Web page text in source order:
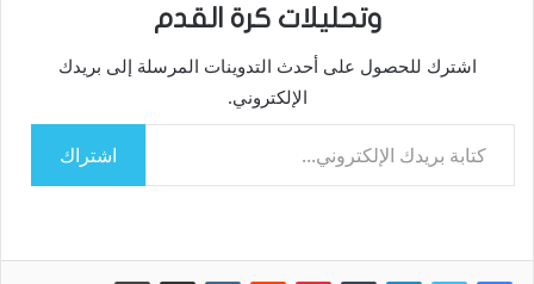
وتحليلات كرة القدم
اشترك للحصول على أحدث التدوينات المرسلة إلى بريدك
الإلكتروني.
كتابة بريدك الإلكتروني...
اشتراك